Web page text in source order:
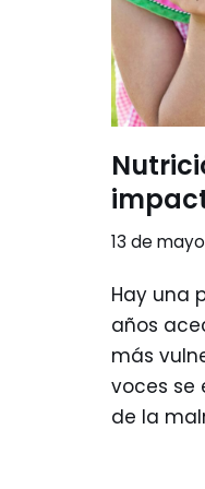
13 de
Hay una
años
más
voces se
de la